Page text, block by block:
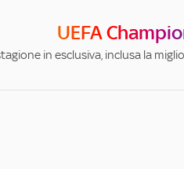
UEFA
in esclusiva, inclusa la